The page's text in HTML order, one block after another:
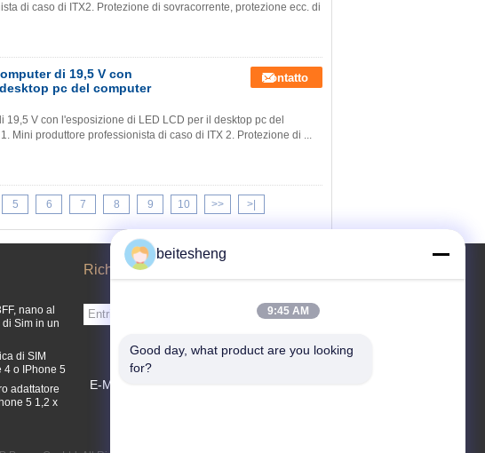
di caso di ITX2. Protezione di sovracorrente, protezione ecc. di
di 19,5 V con
pc del computer
Contatto
19,5 V con l'esposizione di LED LCD per il desktop pc del
Mini produttore professionista di caso di ITX 2. Protezione di ...
5 6 7 8 9 10 >> >|
nano al
Sim in un
di SIM
4 o IPhone 5
adattatore
5 1,2 x
Richiedere un preventivo
Invii
E-Mail
beitesheng
9:45 AM
Good day, what product are you looking
for?